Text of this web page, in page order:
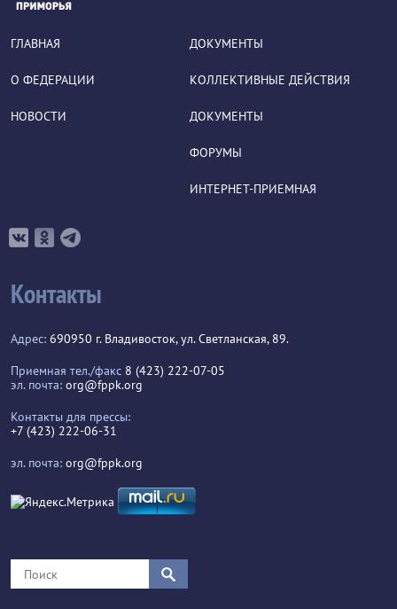
ГЛАВНАЯ
О ФЕДЕРАЦИИ
НОВОСТИ
ДОКУМЕНТЫ
КОЛЛЕКТИВНЫЕ ДЕЙСТВИЯ
ДОКУМЕНТЫ
ФОРУМЫ
ИНТЕРНЕТ-ПРИЕМНАЯ
Контакты
Адрес: 690950 г. Владивосток, ул. Светланская, 89.
Приемная тел./факс 8 (423) 222-07-05
эл. почта: org@fppk.org
Контакты для прессы:
+7 (423) 222-06-31
эл. почта: org@fppk.org